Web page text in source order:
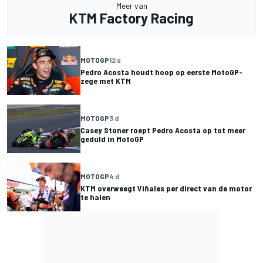
Meer van
KTM Factory Racing
MOTOGP12 u
Pedro Acosta houdt hoop op eerste MotoGP-
zege met KTM
MOTOGP3 d
Casey Stoner roept Pedro Acosta op tot meer
geduld in MotoGP
MOTOGP4 d
KTM overweegt Viñales per direct van de motor
te halen